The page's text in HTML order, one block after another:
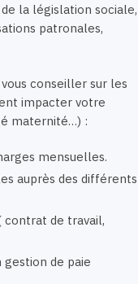
la législation sociale,
patronales,
conseiller sur les
impacter votre
maternité…) :
mensuelles.
auprès des différents
contrat de travail,
de paie